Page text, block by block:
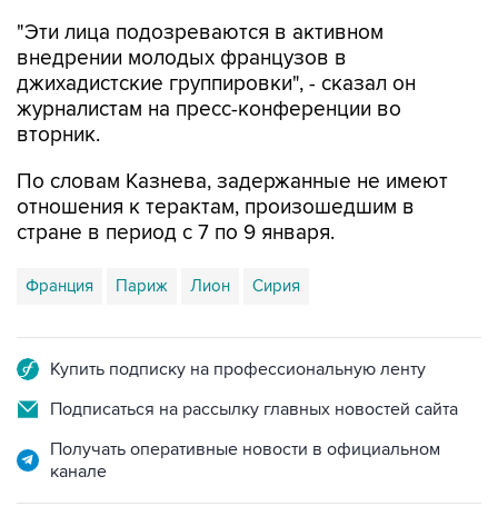
"Эти лица подозреваются в активном
внедрении молодых французов в
джихадистские группировки", - сказал он
журналистам на пресс-конференции во
вторник.
По словам Казнева, задержанные не имеют
отношения к терактам, произошедшим в
стране в период с 7 по 9 января.
Франция Париж Лион Сирия
Купить подписку на профессиональную ленту
Подписаться на рассылку главных новостей сайта
Получать оперативные новости в официальном
канале